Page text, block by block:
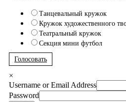
Танцевальный кружок
Кружок художественного
Театральный кружок
Секция мини футбол
Голосовать
×
Username or Email Address
Password